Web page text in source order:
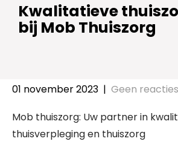
Kwalitatieve
bij Mob Thuiszorg
01 november 2023 | Geen reacties
Mob thuiszorg: Uw partner in
thuisverpleging en thuiszorg